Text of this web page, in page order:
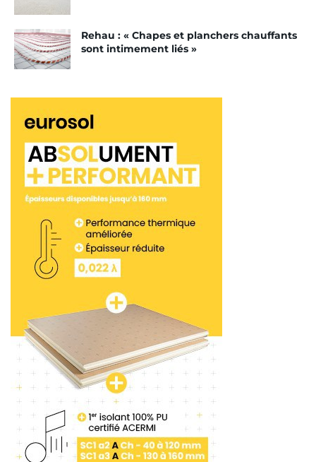
de la pose, permettant ainsi à l’isolant de conserver
toutes ses propriétés dans le temps. Elle a été
spécialement conçue pour faciliter la mise en
c’est le cas du Rautherm Speed, un système de
planchers, qui se fixe sur la dalle Raupur Speed,
sans ajout d’agrafes ni clips de fixation, et donc
sans outillage, en position débout. Rehau promet
jusqu’à 50 % de gain de temps sur la pose du tube
par rapport aux systèmes traditionnels.
Réservation réduite Rehau
Rautherm Speed
Planchers chauffant et rafraichîssant
Film auto-agrippant
Rehau : « Chapes et planchers chauffants
sont intimement liés »